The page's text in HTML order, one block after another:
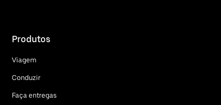
Produtos
Viagem
Conduzir
Faça entregas